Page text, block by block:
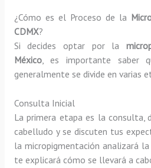
¿Cómo es el Proceso de la
CDMX?
Si decides optar por la
México, es importante saber
generalmente se divide en varias
Consulta Inicial
La primera etapa es la consulta,
cabelludo y se discuten tus
la micropigmentación analizará
te explicará cómo se llevará a